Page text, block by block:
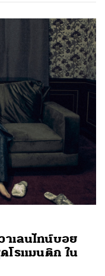
าเลนไทน์บอย
โรแมนติก ใน